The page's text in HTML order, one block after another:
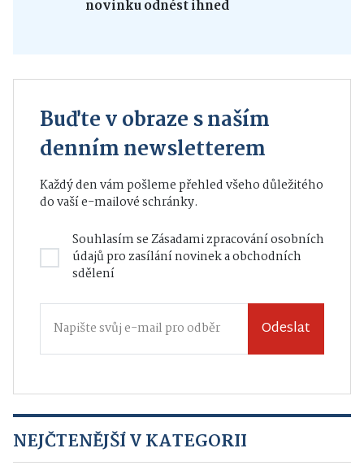
novinku odnést ihned
Buďte v obraze s naším
denním newsletterem
Každý den vám pošleme přehled všeho důležitého
do vaší e-mailové schránky.
Souhlasím seZásadami zpracování osobních
údajůpro zasílání novinek a obchodních
sdělení
Odeslat
NEJČTENĚJŠÍ V KATEGORII